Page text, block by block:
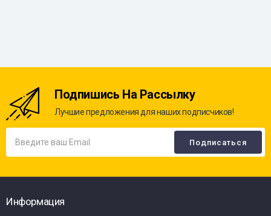
Подпишись На Рассылку
Лучшие предложения для наших подписчиков!
Информация